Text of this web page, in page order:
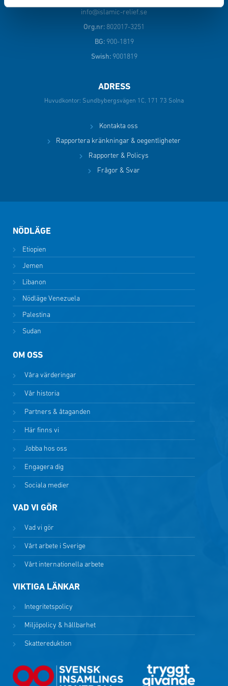
info@islamic-relief.se
Org.nr: 802017-3251
BG:900-1819
Swish:9001819
ADRESS
Huvudkontor: Sundbybergsvägen 1C, 171 73 Solna
Kontakta oss
Rapportera kränkningar & oegentligheter
Rapporter & Policys
Frågor & Svar
NÖDLÄGE
Etiopien
Jemen
Libanon
Nödläge Venezuela
Palestina
Sudan
OM OSS
Våra värderingar
Vår historia
Partners & åtaganden
Här finns vi
Jobba hos oss
Engagera dig
Sociala medier
VAD VI GÖR
Vad vi gör
Vårt arbete i Sverige
Vårt internationella arbete
VIKTIGA LÄNKAR
Integritetspolicy
Miljöpolicy & hållbarhet
Skattereduktion